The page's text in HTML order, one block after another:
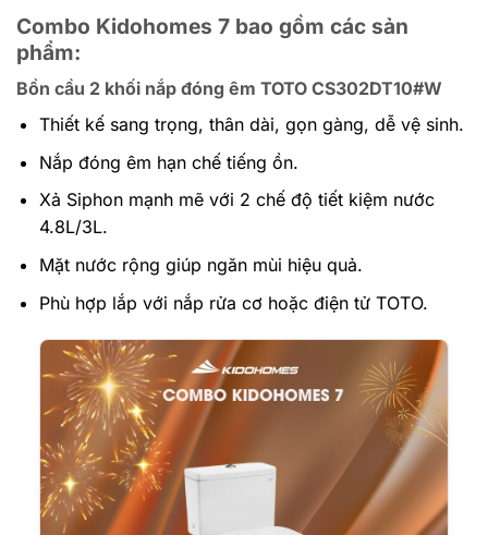
Combo Kidohomes 7 bao gồm các sản
phẩm:
Bồn cầu 2 khối nắp đóng êm TOTO CS302DT10#W
Thiết kế sang trọng, thân dài, gọn gàng, dễ vệ sinh.
Nắp đóng êm hạn chế tiếng ồn.
Xả Siphon mạnh mẽ với 2 chế độ tiết kiệm nước
4.8L/3L.
Mặt nước rộng giúp ngăn mùi hiệu quả.
Phù hợp lắp với nắp rửa cơ hoặc điện tử TOTO.